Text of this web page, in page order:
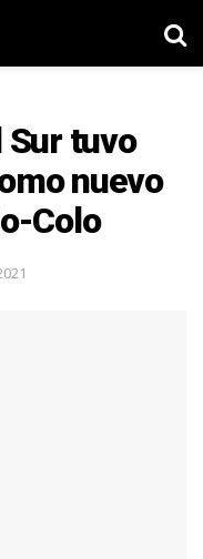
Sur tuvo
nuevo
Colo